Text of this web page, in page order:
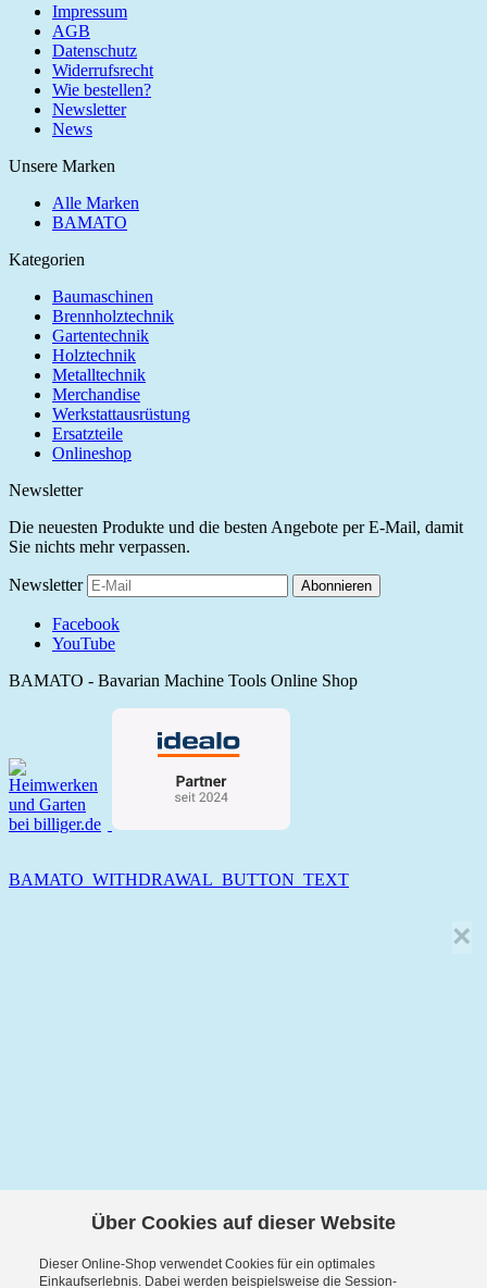
Impressum
AGB
Datenschutz
Widerrufsrecht
Wie bestellen?
Newsletter
News
Unsere Marken
Alle Marken
BAMATO
Kategorien
Baumaschinen
Brennholztechnik
Gartentechnik
Holztechnik
Metalltechnik
Merchandise
Werkstattausrüstung
Ersatzteile
Onlineshop
Newsletter
Die neuesten Produkte und die besten Angebote per E-Mail, damit
Sie nichts mehr verpassen.
Newsletter Abonnieren
Facebook
YouTube
BAMATO - Bavarian Machine Tools Online Shop
BAMATO_WITHDRAWAL_BUTTON_TEXT
×
Über Cookies auf dieser Website
Dieser Online-Shop verwendet Cookies für ein optimales
Einkaufserlebnis. Dabei werden beispielsweise die Session-